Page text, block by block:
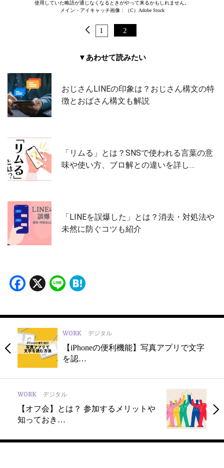
使用していた略語が通じなくなるときがやって来るかもしれません。
メイン・アイキャッチ画像：（C）Adobe Stock
1 2
▼あわせて読みたい
おじさんLINEの印象は？おじさん構文の特
徴とおばさん構文も解説
「リムる」とは？SNSで使われる言葉の意
味や使い方、ブロ解との違いを詳し…
「LINEを誤爆した」とは？消去・対処法や
未然に防ぐコツも紹介
Facebook
X Line
WORK デジタル
【iPhoneの便利機能】写真アプリで文字
を認…
WORK デジタル
【オフ会】とは？ 参加するメリットや
知っておき…